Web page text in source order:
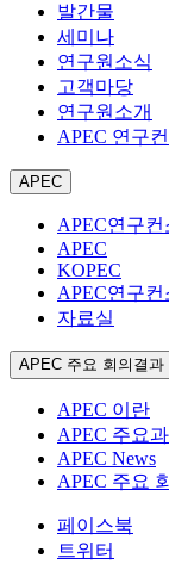
발간물
세미나
연구원소식
고객마당
연구원소개
APEC 연구
APEC
APEC연구컨
APEC
KOPEC
APEC연구
자료실
APEC 주요 회의결과
APEC 이란
APEC 주요과
APEC News
APEC 주요
페이스북
트위터